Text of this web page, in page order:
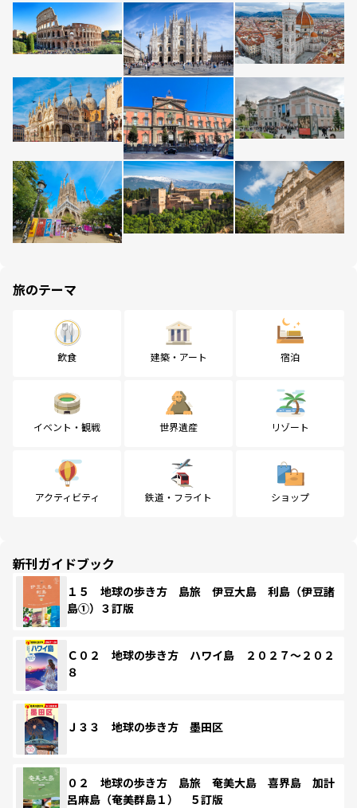
旅のテーマ
飲食 建築・アート 宿泊
イベント・観戦 世界遺産 リゾート
アクティビティ 鉄道・フライト ショップ
新刊ガイドブック
１５ 地球の歩き方 島旅 伊豆大島 利島（伊豆諸
島①）３訂版
Ｃ０２ 地球の歩き方 ハワイ島 ２０２７～２０２
８
Ｊ３３ 地球の歩き方 墨田区
０２ 地球の歩き方 島旅 奄美大島 喜界島 加計
呂麻島（奄美群島１） ５訂版